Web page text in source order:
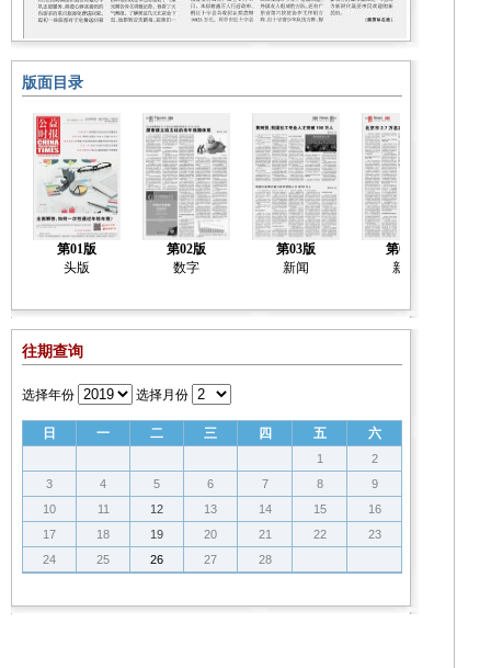
版面目录
第01版
头版
第02版
数字
第03版
新闻
第04版
新闻
往期查询
选择年份 选择月份
日 一 二 三 四 五 六
1
2
3
4 5 6 7 8
9
10
11 12 13 14 15
16
17
18 19 20 21 22
23
24
25 26 27 28